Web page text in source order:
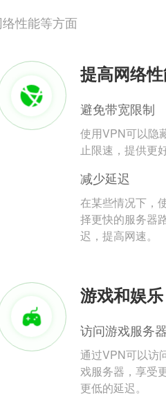
性能等方面
提高网络
避免带宽限制
使用VPN可以隐
止限速，提供更
减少延迟
在某些情况下，
择更快的服务器
迟，提高网速。
游戏和娱乐
访问游戏服务器
通过VPN可以访
戏服务器，享受
更低的延迟。